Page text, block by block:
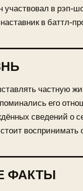
участвовал в рэп-
в баттл-
частную
его
сведений о
воспринимать
ФАКТЫ